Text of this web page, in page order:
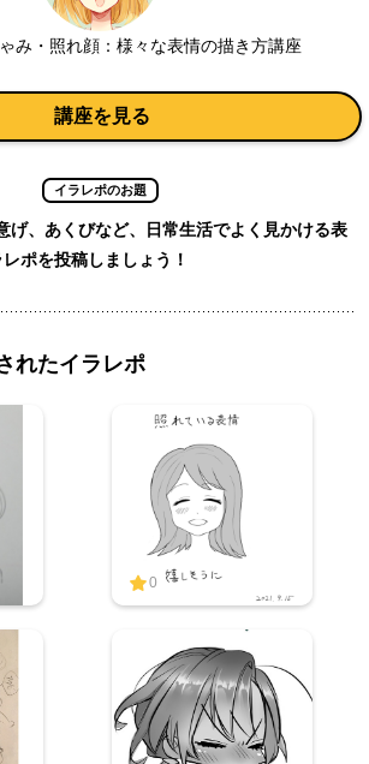
み・照れ顔：様々な表情の描き方講座
講座を見る
イラレポのお題
げ、あくびなど、日常生活でよく見かける表
ポを投稿しましょう！
れたイラレポ
0